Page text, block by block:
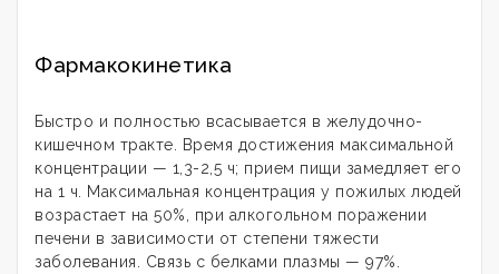
Фармакокинетика
Быстро и полностью всасывается в желудочно-
кишечном тракте. Время достижения максимальной
концентрации — 1,3-2,5 ч; прием пищи замедляет его
на 1 ч. Максимальная концентрация у пожилых людей
возрастает на 50%, при алкогольном поражении
печени в зависимости от степени тяжести
заболевания. Связь с белками плазмы — 97%.